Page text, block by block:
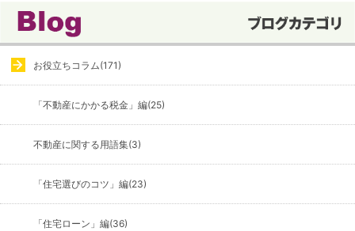
お役立ちコラム(171)
「不動産にかかる税金」編(25)
不動産に関する用語集(3)
「住宅選びのコツ」編(23)
「住宅ローン」編(36)